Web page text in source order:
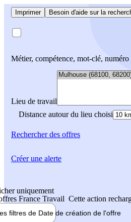
Imprimer Besoin d'aide sur la
Métier, compétence, mot-clé,
Lieu de travail
Distance autour du lieu choisi
Rechercherdes offres
uniquement
France Travail Cette action
filtres de Date de création de l'offre
Créer une alerte